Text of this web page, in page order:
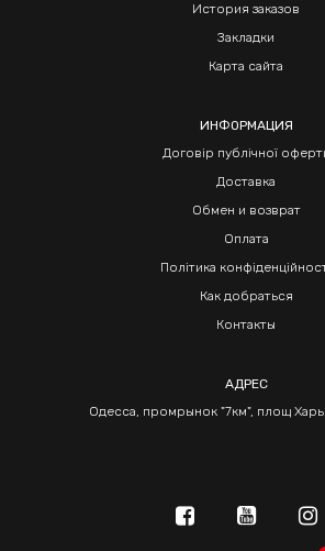
История заказов
Закладки
Карта сайта
ИНФОРМАЦИЯ
Договір публічної
Доставка
Обмен и возврат
Оплата
Політика
Как добраться
Контакты
АДРЕС
Одесса, промрынок "7км", площ